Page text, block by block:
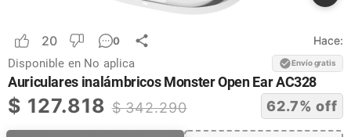
20 0 Hace:
Disponible en No aplica Envío gratis
Auriculares inalámbricos Monster Open Ear AC328
$ 127.818 $342.290 62.7% off